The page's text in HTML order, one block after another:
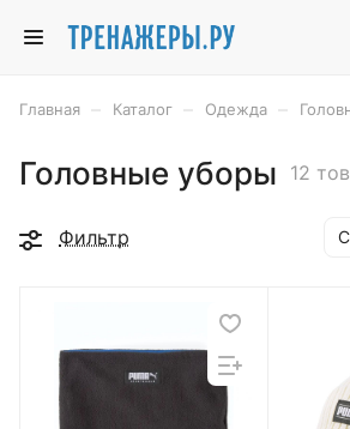
Главная Каталог Одежда
Головные уборы 12
Фильтр